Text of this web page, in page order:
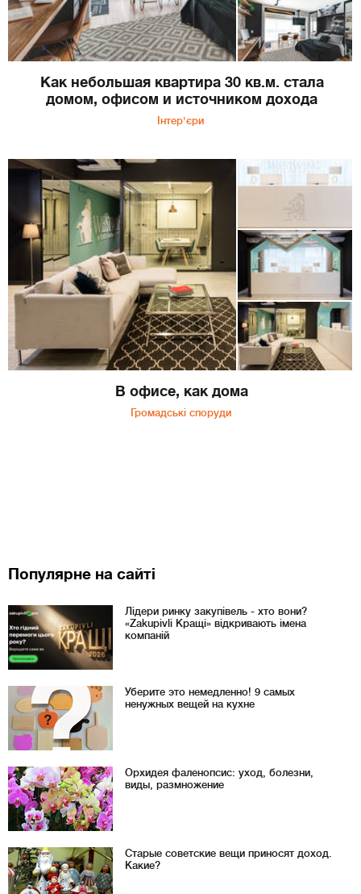
Как небольшая квартира 30 кв.м. стала
домом, офисом и источником дохода
Інтер'єри
В офисе, как дома
Громадські споруди
Популярне на сайті
Лідери ринку закупівель - хто вони?
«Zakupivli Кращі» відкривають імена
компаній
Уберите это немедленно! 9 самых
ненужных вещей на кухне
Орхидея фаленопсис: уход, болезни,
виды, размножение
Старые советские вещи приносят доход.
Какие?